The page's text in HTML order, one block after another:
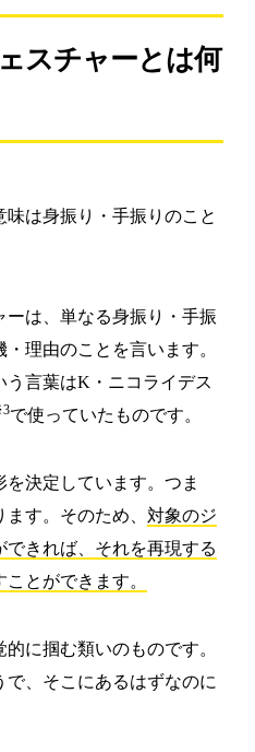
スチャーとは何
は身振り・手振りのこと
は、単なる身振り・手振
理由のことを言います。
う言葉はK・ニコライデス
で使っていたものです。
決定しています。つま
す。そのため、 対象のジ
できれば、それを再現する
とができます。
に掴む類いのものです。
、そこにあるはずなのに